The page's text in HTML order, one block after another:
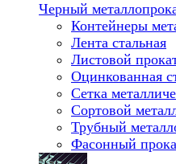
Черный
Контейнеры
Лента стальная
Листовой
Оцинкованная
Сетка
Сортовой
Трубный
Фасонный